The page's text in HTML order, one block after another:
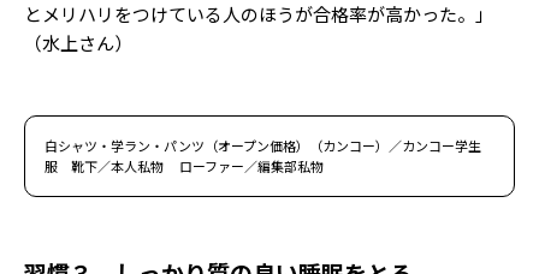
とメリハリをつけている人のほうが合格率が高かった。」
（水上さん）
白シャツ・学ラン・パンツ（オープン価格）（カンコー）／カンコー学生
服 靴下／本人私物 ローファー／編集部私物